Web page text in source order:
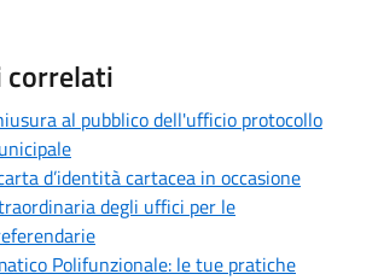
correlati
al pubblico dell'ufficio protocollo
d’identità cartacea in occasione
degli uffici per le
Polifunzionale: le tue pratiche